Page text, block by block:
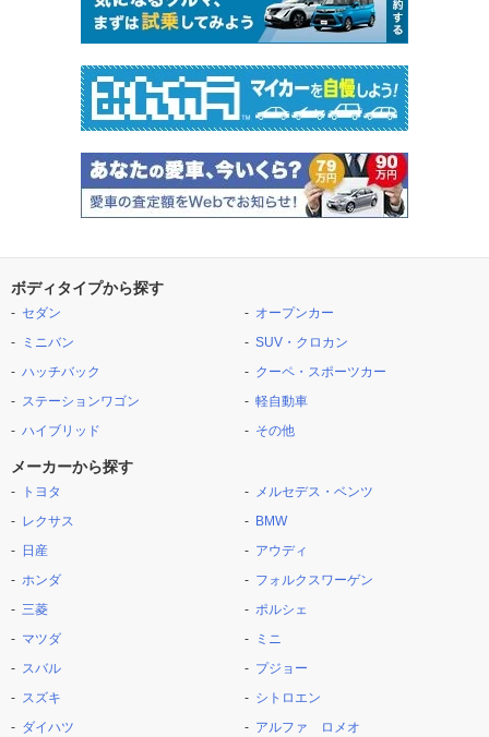
ボディタイプから探す
セダン
ミニバン
ハッチバック
ステーションワゴン
ハイブリッド
オープンカー
SUV・クロカン
クーペ・スポーツカー
軽自動車
その他
メーカーから探す
トヨタ
レクサス
日産
ホンダ
三菱
マツダ
スバル
スズキ
ダイハツ
メルセデス・ベンツ
BMW
アウディ
フォルクスワーゲン
ポルシェ
ミニ
プジョー
シトロエン
アルファ ロメオ